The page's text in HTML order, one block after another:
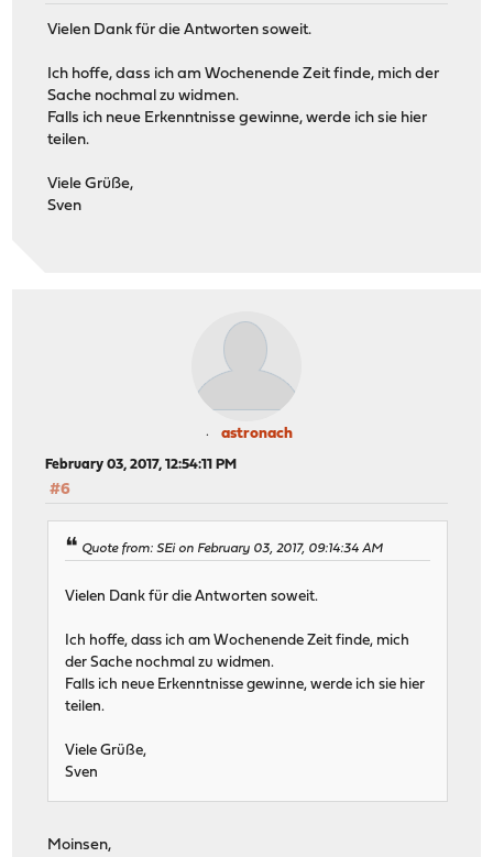
Vielen Dank für die Antworten soweit.
Ich hoffe, dass ich am Wochenende Zeit finde, mich der
Sache nochmal zu widmen.
Falls ich neue Erkenntnisse gewinne, werde ich sie hier
teilen.
Viele Grüße,
Sven
astronach
February 03, 2017, 12:54:11 PM
#6
Quote from: SEi on February 03, 2017, 09:14:34 AM
Vielen Dank für die Antworten soweit.
Ich hoffe, dass ich am Wochenende Zeit finde, mich
der Sache nochmal zu widmen.
Falls ich neue Erkenntnisse gewinne, werde ich sie hier
teilen.
Viele Grüße,
Sven
Moinsen,